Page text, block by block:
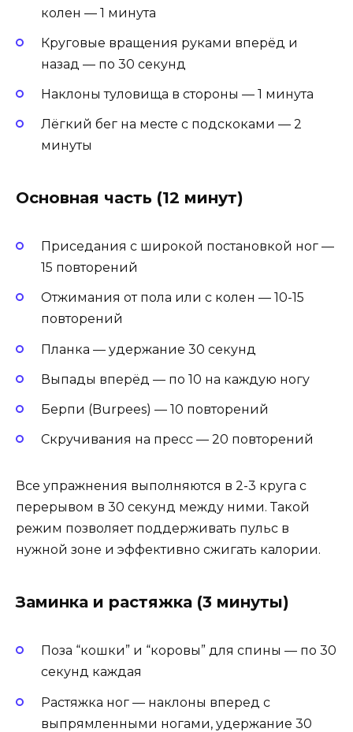
колен — 1 минута
Круговые вращения руками вперёд и
назад — по 30 секунд
Наклоны туловища в стороны — 1 минута
Лёгкий бег на месте с подскоками — 2
минуты
Основная часть (12 минут)
Приседания с широкой постановкой ног —
15 повторений
Отжимания от пола или с колен — 10-15
повторений
Планка — удержание 30 секунд
Выпады вперёд — по 10 на каждую ногу
Берпи (Burpees) — 10 повторений
Скручивания на пресс — 20 повторений
Все упражнения выполняются в 2-3 круга с
перерывом в 30 секунд между ними. Такой
режим позволяет поддерживать пульс в
нужной зоне и эффективно сжигать калории.
Заминка и растяжка (3 минуты)
Поза “кошки” и “коровы” для спины — по 30
секунд каждая
Растяжка ног — наклоны вперед с
выпрямленными ногами, удержание 30